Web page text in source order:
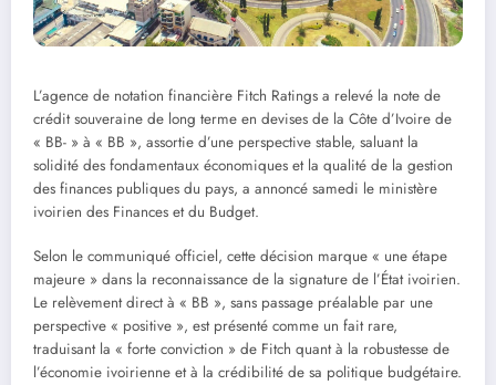
L’agence de notation financière Fitch Ratings a relevé la note de
crédit souveraine de long terme en devises de la Côte d’Ivoire de
« BB- » à « BB », assortie d’une perspective stable, saluant la
solidité des fondamentaux économiques et la qualité de la gestion
des finances publiques du pays, a annoncé samedi le ministère
ivoirien des Finances et du Budget.
Selon le communiqué officiel, cette décision marque « une étape
majeure » dans la reconnaissance de la signature de l’État ivoirien.
Le relèvement direct à « BB », sans passage préalable par une
perspective « positive », est présenté comme un fait rare,
traduisant la « forte conviction » de Fitch quant à la robustesse de
l’économie ivoirienne et à la crédibilité de sa politique budgétaire.